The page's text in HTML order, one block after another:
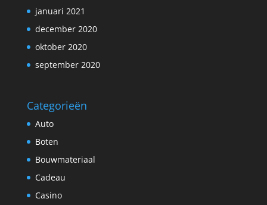
januari 2021
december 2020
oktober 2020
september 2020
Categorieën
Auto
Boten
Bouwmateriaal
Cadeau
Casino